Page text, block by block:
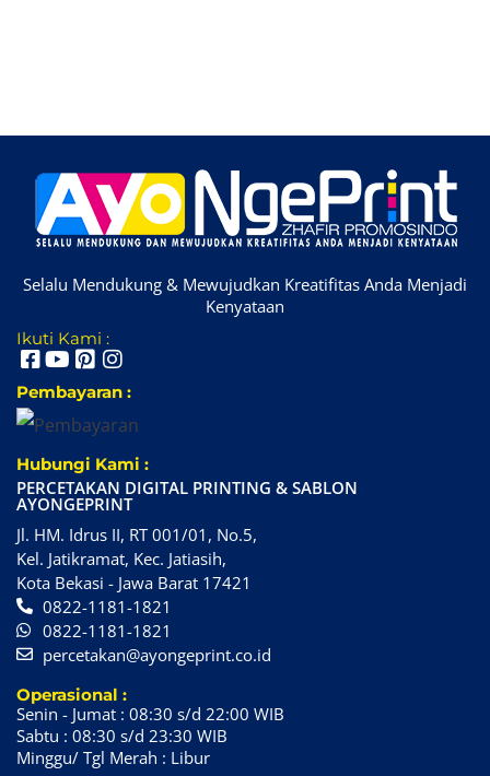
Selalu Mendukung & Mewujudkan Kreatifitas Anda Menjadi
Kenyataan
Ikuti Kami :
Pembayaran :
Hubungi Kami :
PERCETAKAN DIGITAL PRINTING & SABLON
AYONGEPRINT
Jl. HM. Idrus II, RT 001/01, No.5,
Kel. Jatikramat, Kec. Jatiasih,
Kota Bekasi - Jawa Barat 17421
0822-1181-1821
0822-1181-1821
percetakan@ayongeprint.co.id
Operasional :
Senin - Jumat : 08:30 s/d 22:00 WIB
Sabtu : 08:30 s/d 23:30 WIB
Minggu/ Tgl Merah : Libur